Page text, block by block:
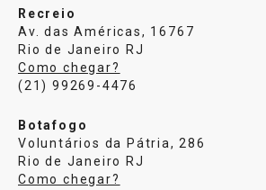
Recreio
Av. das Américas, 16767
Rio de Janeiro RJ
Como chegar?
(21) 99269-4476
Botafogo
Voluntários da Pátria, 286
Rio de Janeiro RJ
Como chegar?